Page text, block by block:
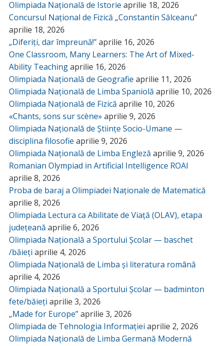
Olimpiada Națională de Istorie aprilie 18, 2026
Concursul Național de Fizică „Constantin Sălceanu”
aprilie 18, 2026
„Diferiți, dar împreună!”aprilie 16, 2026
One Classroom, Many Learners: The Art of Mixed-
Ability Teachingaprilie 16, 2026
Olimpiada Națională de Geografie aprilie 11, 2026
Olimpiada Națională de Limba Spaniolă aprilie 10, 2026
Olimpiada Națională de Fizică aprilie 10, 2026
«Chants, sons sur scène» aprilie 9, 2026
Olimpiada Națională de Științe Socio-Umane —
disciplina filosofie aprilie 9, 2026
Olimpiada Națională de Limba Engleză aprilie 9, 2026
Romanian Olympiad in Artificial Intelligence ROAI
aprilie 8, 2026
Proba de baraj a Olimpiadei Naționale de Matematică
aprilie 8, 2026
Olimpiada Lectura ca Abilitate de Viață (OLAV), etapa
județeană aprilie 6, 2026
Olimpiada Națională a Sportului Școlar — baschet
/băieți aprilie 4, 2026
Olimpiada Națională de Limba și literatura română
aprilie 4, 2026
Olimpiada Națională a Sportului Școlar — badminton
fete/băieți aprilie 3, 2026
„Made for Europe”aprilie 3, 2026
Olimpiada de Tehnologia Informației aprilie 2, 2026
Olimpiada Națională de Limba Germană Modernă